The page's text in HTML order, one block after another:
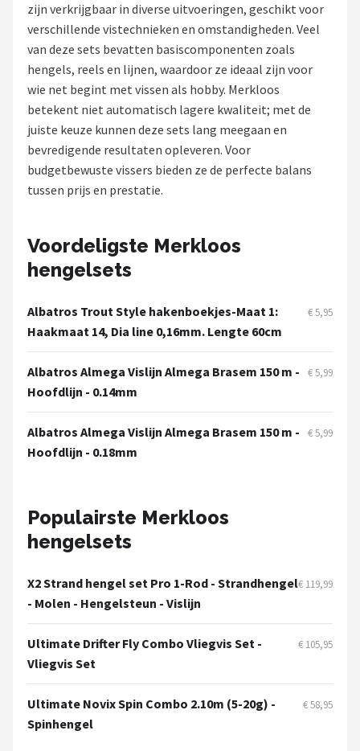
Dobbers
Kunstaas
Shop
Westin
Spro
Salmo
Rapala
PB Products
Fox Rage
Rozemeijer
Mikado
Alle merken →
zijn verkrijgbaar in diverse uitvoeringen, geschikt voor
verschillende vistechnieken en omstandigheden. Veel
van deze sets bevatten basiscomponenten zoals
hengels, reels en lijnen, waardoor ze ideaal zijn voor
wie net begint met vissen als hobby. Merkloos
betekent niet automatisch lagere kwaliteit; met de
juiste keuze kunnen deze sets lang meegaan en
bevredigende resultaten opleveren. Voor
budgetbewuste vissers bieden ze de perfecte balans
tussen prijs en prestatie.
Voordeligste Merkloos
hengelsets
Albatros Trout Style hakenboekjes-Maat 1:
Haakmaat 14, Dia line 0,16mm. Lengte 60cm
€ 5,95
Albatros Almega Vislijn Almega Brasem 150 m -
Hoofdlijn - 0.14mm
€ 5,99
Albatros Almega Vislijn Almega Brasem 150 m -
Hoofdlijn - 0.18mm
€ 5,99
Populairste Merkloos
hengelsets
X2 Strand hengel set Pro 1-Rod - Strandhengel
- Molen - Hengelsteun - Vislijn
€ 119,99
Ultimate Drifter Fly Combo Vliegvis Set -
Vliegvis Set
€ 105,95
Ultimate Novix Spin Combo 2.10m (5-20g) -
Spinhengel
€ 58,95